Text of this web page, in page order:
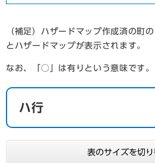
（補足）ハザードマップ作成済の町
とハザードマップが表示されます。
なお、「○」は有りという意味です。
ハ行
表のサイズを切